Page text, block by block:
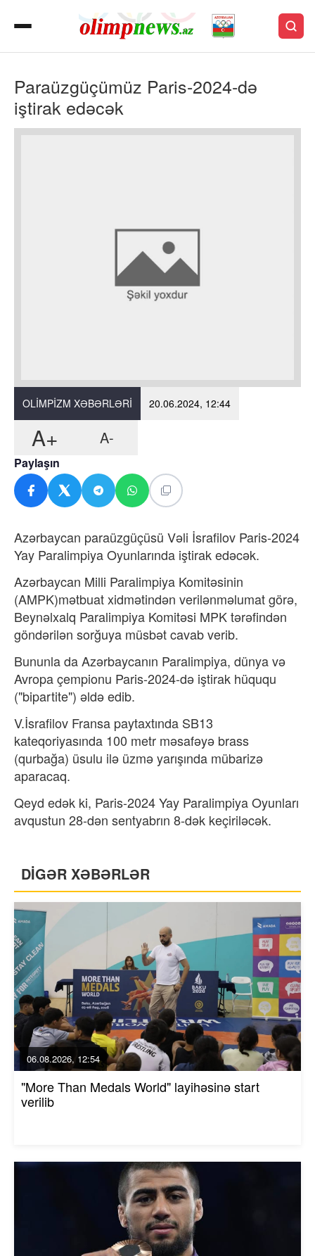
Paraüzgüçümüz Paris-2024-də
iştirak edəcək
OLIMPIZM XƏBƏRLƏRI 20.06.2024, 12:44
A+ A-
Paylaşın
Azərbaycan paraüzgüçüsü Vəli İsrafilov Paris-2024
Yay Paralimpiya Oyunlarında iştirak edəcək.
Azərbaycan Milli Paralimpiya Komitəsinin
(AMPK)mətbuat xidmətindən verilənməlumat görə,
Beynəlxalq Paralimpiya Komitəsi MPK tərəfindən
göndərilən sorğuya müsbət cavab verib.
Bununla da Azərbaycanın Paralimpiya, dünya və
Avropa çempionu Paris-2024-də iştirak hüququ
("bipartite") əldə edib.
V.İsrafilov Fransa paytaxtında SB13
kateqoriyasında 100 metr məsafəyə brass
(qurbağa) üsulu ilə üzmə yarışında mübarizə
aparacaq.
Qeyd edək ki, Paris-2024 Yay Paralimpiya Oyunları
avqustun 28-dən sentyabrın 8-dək keçiriləcək.
DİGƏR XƏBƏRLƏR
06.08.2026, 12:54
"More Than Medals World" layihəsinə start
verilib